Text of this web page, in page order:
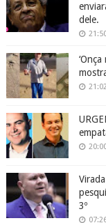
dele.
21:02
3º